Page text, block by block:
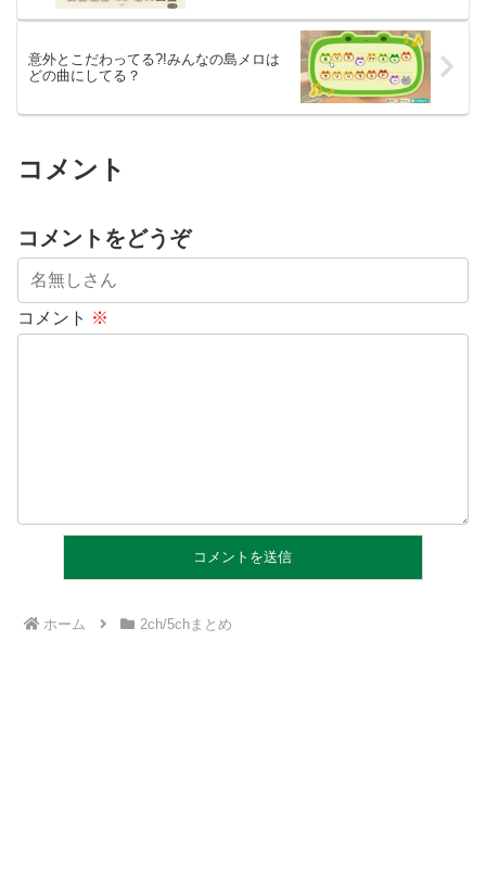
意外とこだわってる?!みんなの島メロは
どの曲にしてる？
コメント
コメントをどうぞ
コメント ※
ホーム 2ch/5chまとめ